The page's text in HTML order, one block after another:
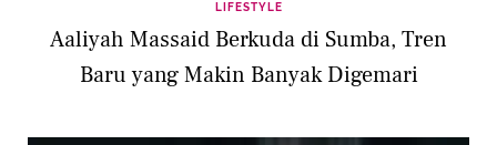
LIFESTYLE
Aaliyah Massaid Berkuda di Sumba, Tren
Baru yang Makin Banyak Digemari